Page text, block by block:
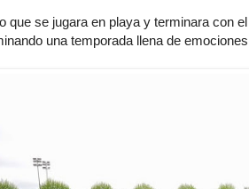
que se jugara en playa y terminara con
una temporada llena de